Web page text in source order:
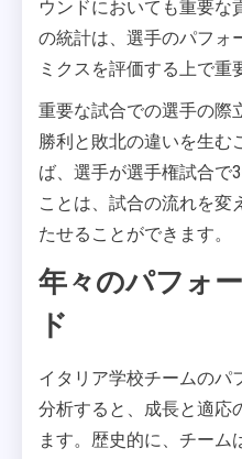
ウンドにおいても重要な
の統計は、選手のパフォ
ミクスを評価する上で重
重要な試合での選手の際
勝利と敗北の違いを生む
ば、選手が選手権試合で
ことは、試合の流れを変
たせることができます。
年々のパフォ
ド
イタリア学校チームのパ
分析すると、成長と適応
ます。歴史的に、チーム